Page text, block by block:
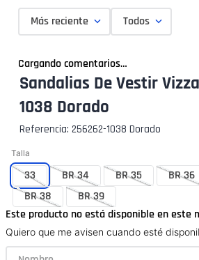
Más reciente Todos
Cargando comentarios…
Sandalias De Vestir
1038 Dorado
Referencia: 256262-1038 Dorado
Talla
33 BR 34 BR 35 BR 36
BR 38
BR 39
Este producto no está disponible en este
Quiero que me avisen cuando esté